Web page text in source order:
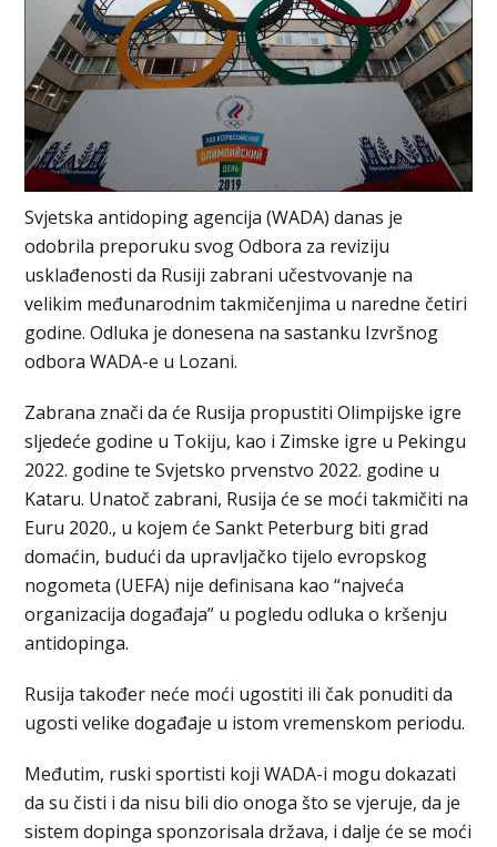
Svjetska antidoping agencija (WADA) danas je
odobrila preporuku svog Odbora za reviziju
usklađenosti da Rusiji zabrani učestvovanje na
velikim međunarodnim takmičenjima u naredne četiri
godine. Odluka je donesena na sastanku Izvršnog
odbora WADA-e u Lozani.
Zabrana znači da će Rusija propustiti Olimpijske igre
sljedeće godine u Tokiju, kao i Zimske igre u Pekingu
2022. godine te Svjetsko prvenstvo 2022. godine u
Kataru. Unatoč zabrani, Rusija će se moći takmičiti na
Euru 2020., u kojem će Sankt Peterburg biti grad
domaćin, budući da upravljačko tijelo evropskog
nogometa (UEFA) nije definisana kao “najveća
organizacija događaja” u pogledu odluka o kršenju
antidopinga.
Rusija također neće moći ugostiti ili čak ponuditi da
ugosti velike događaje u istom vremenskom periodu.
Međutim, ruski sportisti koji WADA-i mogu dokazati
da su čisti i da nisu bili dio onoga što se vjeruje, da je
sistem dopinga sponzorisala država, i dalje će se moći